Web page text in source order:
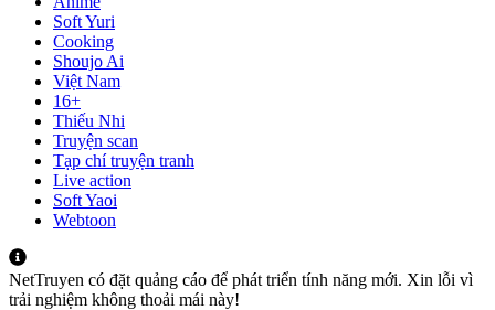
Soft Yuri
Cooking
Shoujo Ai
Việt Nam
16+
Thiếu Nhi
Truyện scan
Tạp chí truyện tranh
Live action
Soft Yaoi
Webtoon
NetTruyen có đặt quảng cáo để phát triển tính năng mới. Xin lỗi vì
trải nghiệm không thoải mái này!